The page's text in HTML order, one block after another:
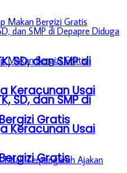
SD, dan SMP di
Keracunan Usai
Gratis
SD, dan SMP di
Keracunan Usai
Gratis